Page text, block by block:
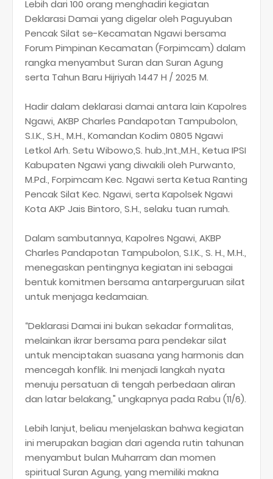
Lebih dari 100 orang menghadiri kegiatan
Deklarasi Damai yang digelar oleh Paguyuban
Pencak Silat se-Kecamatan Ngawi bersama
Forum Pimpinan Kecamatan (Forpimcam) dalam
rangka menyambut Suran dan Suran Agung
serta Tahun Baru Hijriyah 1447 H / 2025 M.
Hadir dalam deklarasi damai antara lain Kapolres
Ngawi, AKBP Charles Pandapotan Tampubolon,
S.I.K., S.H., M.H., Komandan Kodim 0805 Ngawi
Letkol Arh. Setu Wibowo,S. hub.,Int.,M.H., Ketua IPSI
Kabupaten Ngawi yang diwakili oleh Purwanto,
M.Pd., Forpimcam Kec. Ngawi serta Ketua Ranting
Pencak Silat Kec. Ngawi, serta Kapolsek Ngawi
Kota AKP Jais Bintoro, S.H., selaku tuan rumah.
Dalam sambutannya, Kapolres Ngawi, AKBP
Charles Pandapotan Tampubolon, S.I.K., S. H., M.H.,
menegaskan pentingnya kegiatan ini sebagai
bentuk komitmen bersama antarperguruan silat
untuk menjaga kedamaian.
“Deklarasi Damai ini bukan sekadar formalitas,
melainkan ikrar bersama para pendekar silat
untuk menciptakan suasana yang harmonis dan
mencegah konflik. Ini menjadi langkah nyata
menuju persatuan di tengah perbedaan aliran
dan latar belakang," ungkapnya pada Rabu (11/6).
Lebih lanjut, beliau menjelaskan bahwa kegiatan
ini merupakan bagian dari agenda rutin tahunan
menyambut bulan Muharram dan momen
spiritual Suran Agung, yang memiliki makna